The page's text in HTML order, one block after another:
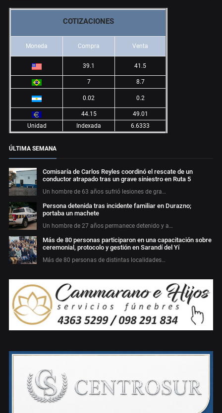
COTIZACIONES
Moneda Compra Venta
39.1 41.5
7 8.7
0.02 0.2
44.15
49.01
Unidad
Indexada 6.6333
ÚLTIMA SEMANA
Comisaría de Carlos Reyles coordinó el rescate de un
conductor atrapado tras un grave siniestro en Ruta 5
Un hombre de 63 años sufrió lesiones de gra…
Persona detenida tras incidente familiar en Durazno;
portaba un machete
Un hombre de 27 años permanece detenido y a…
Más de 80 personas participaron en una capacitación sobre
ceremonial, protocolo y gestión en Sarandí del Yí
Más de 80 personas de distintas localidades…